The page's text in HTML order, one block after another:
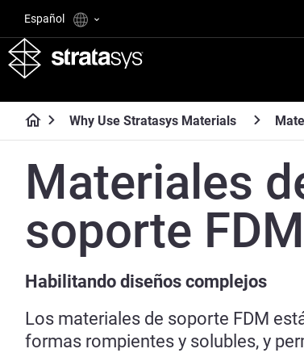
Español
Why Use Stratasys Materials
Materiales
soporte FDM
Habilitando diseños complejos
Los materiales de soporte FDM
formas rompientes y solubles, y